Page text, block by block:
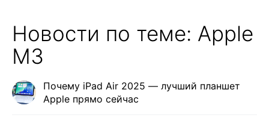
Новости по теме: Apple
M3
Почему iPad Air 2025 — лучший планшет
Apple прямо сейчас